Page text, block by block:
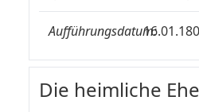
Aufführungsdatum:
Die heimliche Ehe